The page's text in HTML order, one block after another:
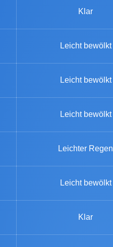
Klar
Leicht bewölkt
Leicht bewölkt
Leicht bewölkt
Leichter Regen
Leicht bewölkt
Klar